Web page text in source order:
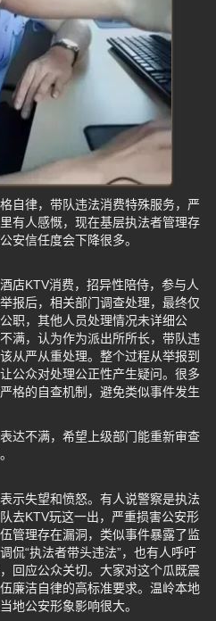
自律，带队违法消费特殊服务，严
有人感慨，现在基层执法者管理存
安信任度会下降很多。
店KTV消费，招异性陪侍，参与人
报后，相关部门调查处理，最终仅
职，其他人员处理情况未详细公
满，认为作为派出所所长，带队违
从严从重处理。整个过程从举报到
公众对处理公正性产生疑问。很多
格的自查机制，避免类似事件发生
达不满，希望上级部门能重新审查
示失望和愤怒。有人说警察是执法
去KTV玩这一出，严重损害公安形
管理存在漏洞，类似事件暴露了监
侃“执法者带头违法”，也有人呼吁
回应公众关切。大家对这个瓜既震
廉洁自律的高标准要求。温岭本地
地公安形象影响很大。